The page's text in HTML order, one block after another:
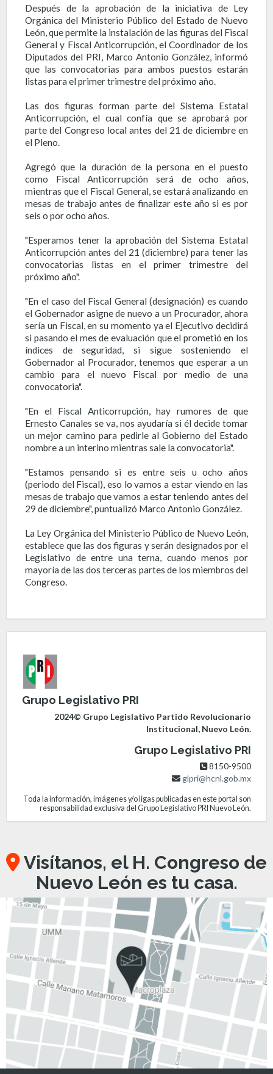
Después de la aprobación de la iniciativa de Ley
Orgánica del Ministerio Público del Estado de Nuevo
León, que permite la instalación de las figuras del Fiscal
General y Fiscal Anticorrupción, el Coordinador de los
Diputados del PRI, Marco Antonio González, informó
que las convocatorias para ambos puestos estarán
listas para el primer trimestre del próximo año.
Las dos figuras forman parte del Sistema Estatal
Anticorrupción, el cual confía que se aprobará por
parte del Congreso local antes del 21 de diciembre en
el Pleno.
Agregó que la duración de la persona en el puesto
como Fiscal Anticorrupción será de ocho años,
mientras que el Fiscal General, se estará analizando en
mesas de trabajo antes de finalizar este año si es por
seis o por ocho años.
"Esperamos tener la aprobación del Sistema Estatal
Anticorrupción antes del 21 (diciembre) para tener las
convocatorias listas en el primer trimestre del
próximo año".
"En el caso del Fiscal General (designación) es cuando
el Gobernador asigne de nuevo a un Procurador, ahora
sería un Fiscal, en su momento ya el Ejecutivo decidirá
si pasando el mes de evaluación que el prometió en los
índices de seguridad, si sigue sosteniendo el
Gobernador al Procurador, tenemos que esperar a un
cambio para el nuevo Fiscal por medio de una
convocatoria".
"En el Fiscal Anticorrupción, hay rumores de que
Ernesto Canales se va, nos ayudaría si él decide tomar
un mejor camino para pedirle al Gobierno del Estado
nombre a un interino mientras sale la convocatoria".
"Estamos pensando si es entre seis u ocho años
(periodo del Fiscal), eso lo vamos a estar viendo en las
mesas de trabajo que vamos a estar teniendo antes del
29 de diciembre", puntualizó Marco Antonio González.
La Ley Orgánica del Ministerio Público de Nuevo León,
establece que las dos figuras y serán designados por el
Legislativo de entre una terna, cuando menos por
mayoría de las dos terceras partes de los miembros del
Congreso.
Grupo Legislativo PRI
2024© Grupo Legislativo Partido Revolucionario
Institucional, Nuevo León.
Grupo Legislativo PRI
8150-9500
glpri@hcnl.gob.mx
Toda la información, imágenes y/o ligas publicadas en este portal son
responsabilidad exclusiva del Grupo Legislativo PRI Nuevo León.
Visítanos, el H. Congreso de
Nuevo León es tu casa.